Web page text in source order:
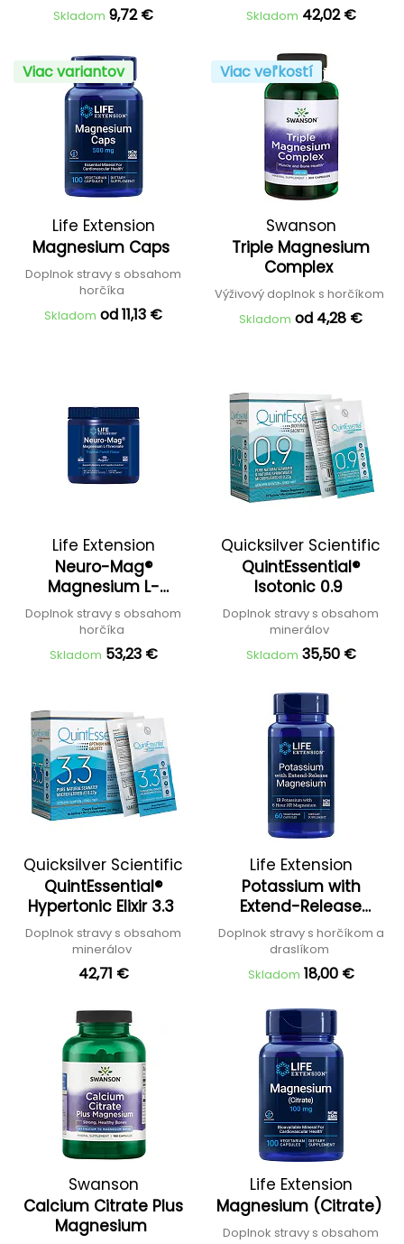
Skladom 9,72 €
Skladom 42,02 €
Viac variantov
Life Extension
Magnesium Caps
Doplnok stravy s obsahom
horčíka
Skladom od 11,13 €
Viac veľkostí
Swanson
Triple Magnesium
Complex
Výživový doplnok s horčíkom
Skladom od 4,28 €
Life Extension
Neuro-Mag®
Magnesium L-
Threonate
Doplnok stravy s obsahom
horčíka
Skladom 53,23 €
Quicksilver Scientific
QuintEssential®
Isotonic 0.9
Doplnok stravy s obsahom
minerálov
Skladom 35,50 €
Quicksilver Scientific
QuintEssential®
Hypertonic Elixir 3.3
Doplnok stravy s obsahom
minerálov
42,71 €
Life Extension
Potassium with
Extend-Release
Magnesium
Doplnok stravy s horčíkom a
draslíkom
Skladom 18,00 €
Swanson
Calcium Citrate Plus
Magnesium
Life Extension
Magnesium (Citrate)
Doplnok stravy s obsahom